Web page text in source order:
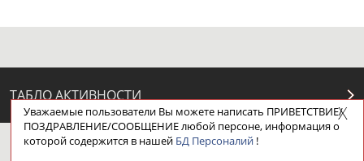
ТАБЛО АКТИВНОСТИ
ЦЕЛИ ПРОЕКТА НАШИ КНОПКИ
Уважаемые пользователи Вы можете написать ПРИВЕТСТВИЕ/
ПОЗДРАВЛЕНИЕ/СООБЩЕНИЕ любой персоне, информация о
которой содержится в нашей БД Персоналий!